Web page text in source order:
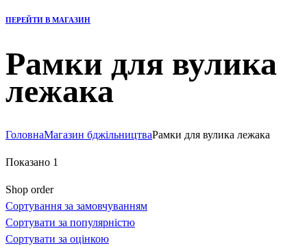
ПЕРЕЙТИ В МАГАЗИН
Рамки для вулика
лежака
ГоловнаМагазин бджільництваРамки для вулика лежака
Показано 1
Shop order
Сортування за замовчуванням
Сортувати за популярністю
Сортувати за оцінкою